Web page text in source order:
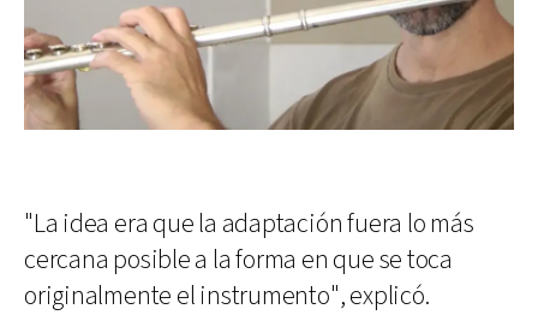
"La idea era que la adaptación fuera lo más
cercana posible a la forma en que se toca
originalmente el instrumento", explicó.